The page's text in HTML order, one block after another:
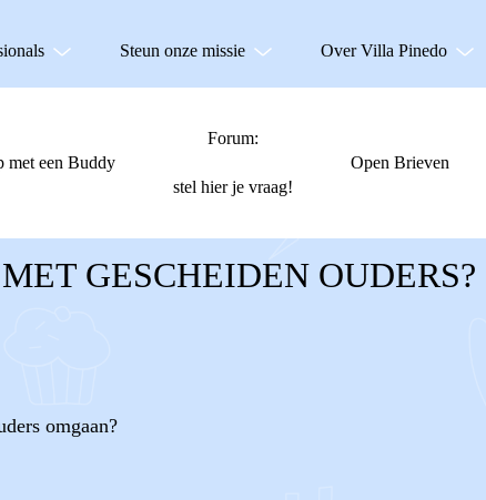
Steun onze missie Over Villa Pinedo
met een Buddy
Forum:
stel hier je vraag!
Open Brieven
GESCHEIDEN OUDERS?
omgaan?